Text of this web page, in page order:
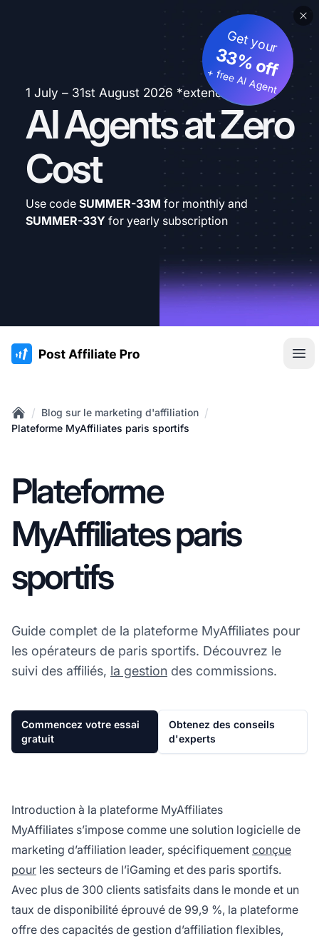
1 July – 31st August 2026 *extended
AI Agents at Zero
Cost
Get your
33% off
+ free AI Agent
Use code SUMMER-33M for monthly and
SUMMER-33Y for yearly subscription
:site.title
Home
/ Blog sur le marketing d'affiliation /
Plateforme MyAffiliates paris sportifs
Plateforme
MyAffiliates paris
sportifs
Guide complet de la plateforme MyAffiliates pour
les opérateurs de paris sportifs. Découvrez le
suivi des affiliés, la gestion des commissions.
Commencez votre essai
gratuit
Obtenez des conseils
d'experts
Introduction à la plateforme MyAffiliates
MyAffiliates s’impose comme une solution logicielle de
marketing d’affiliation leader, spécifiquement conçue
pour les secteurs de l’iGaming et des paris sportifs.
Avec plus de 300 clients satisfaits dans le monde et un
taux de disponibilité éprouvé de 99,9 %, la plateforme
offre des capacités de gestion d’affiliation flexibles,